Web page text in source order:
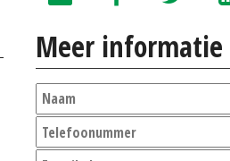
Meer informatie